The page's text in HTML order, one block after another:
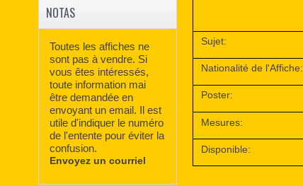
Sujet:
Nationalité de l'Affiche:
Poster:
Mesures:
Disponible:
NOTAS
Toutes les affiches ne
sont pas à vendre. Si
vous êtes intéressés,
toute information mai
être demandée en
envoyant un email. Il est
utile d'indiquer le numéro
de l'entente pour éviter la
confusion.
Envoyez un courriel